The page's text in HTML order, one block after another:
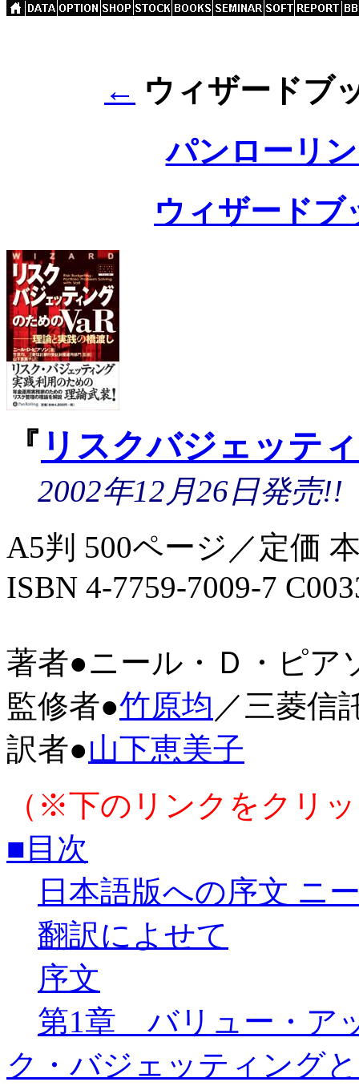
← ウィザードブ
パンローリ
ウィザードブ
『 リスクバジェッテ
2002年12月26日発売!!
A5判 500ページ／定価
ISBN 4-7759-7009-7
著者●ニール・Ｄ・ピア
監修者●竹原均 ／三菱信
訳者●山下恵美子
（※下のリンクをクリ
■目次
日本語版への序文 ニ
翻訳によせて
序文
第1章 バリュー・ア
ク・バジェッティング